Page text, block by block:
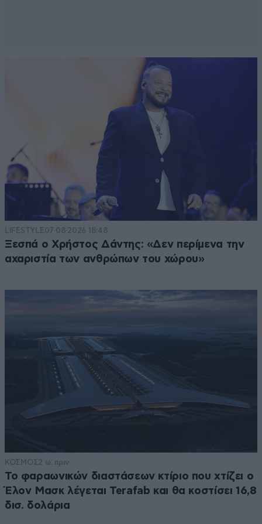
LIFESTYLE07·08·2026 18:48
Ξεσπά ο Χρήστος Δάντης: «Δεν περίμενα την
αχαριστία των ανθρώπων του χώρου»
ΚΟΣΜΟΣ2 ω. πριν
Το φαραωνικών διαστάσεων κτίριο που χτίζει ο
Έλον Μασκ λέγεται Terafab και θα κοστίσει 16,8
δισ. δολάρια